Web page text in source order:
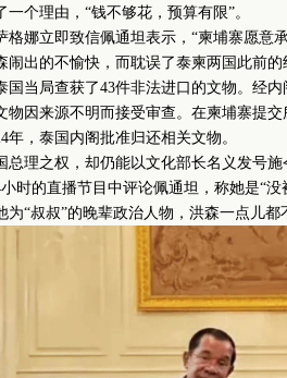
个理由，“钱不够花，预算有限”。
立即致信佩通坦表示，“柬埔寨愿意
出的不愉快，而耽误了泰柬两国此前的
当局查获了43件非法进口的文物。经内
物因来源不明而接受审查。在柬埔寨提
，泰国内阁批准归还相关文物。
理之权，却仍能以文化部长名义发号施
时的直播节目中评论佩通坦，称她是“
“叔叔”的晚辈政治人物，洪森一点儿都